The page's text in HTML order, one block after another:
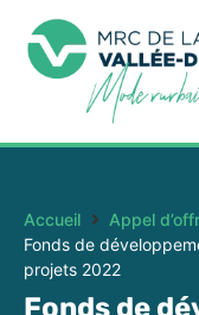
Accueil
Appel
Fonds de
projets 2022
Fonds de